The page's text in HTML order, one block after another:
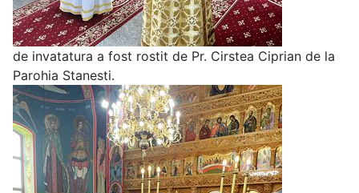
de invatatura a fost rostit de Pr. Cirstea Ciprian de la
Parohia Stanesti.